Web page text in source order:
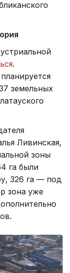
.
земельных
Ливинская,
зоны
га были
326 га — под
зона уже